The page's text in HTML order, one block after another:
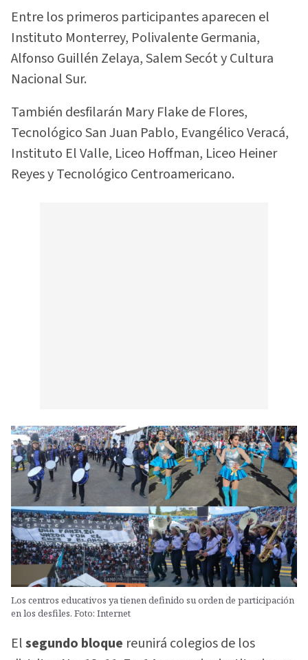
Entre los primeros participantes aparecen el
Instituto Monterrey, Polivalente Germania,
Alfonso Guillén Zelaya, Salem Secót y Cultura
Nacional Sur.
También desfilarán Mary Flake de Flores,
Tecnológico San Juan Pablo, Evangélico Veracá,
Instituto El Valle, Liceo Hoffman, Liceo Heiner
Reyes y Tecnológico Centroamericano.
Los centros educativos ya tienen definido su orden de participación
en los desfiles. Foto: Internet
Elsegundo bloque reunirá colegios de los